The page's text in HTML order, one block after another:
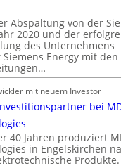
Abspaltung von der
2020 und der
des Unternehmens
Energy mit den
mit neuem Investor
bei
40 Jahren produziert
in Engelskirchen
Produkte.